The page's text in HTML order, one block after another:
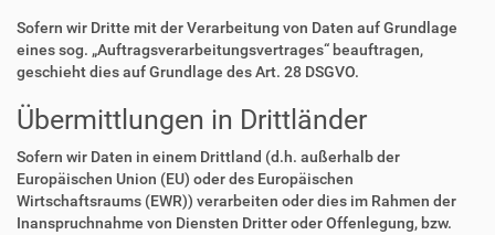
Sofern wir Dritte mit der Verarbeitung von Daten auf Grundlage
eines sog. „Auftragsverarbeitungsvertrages“ beauftragen,
geschieht dies auf Grundlage des Art. 28 DSGVO.
Übermittlungen in Drittländer
Sofern wir Daten in einem Drittland (d.h. außerhalb der
Europäischen Union (EU) oder des Europäischen
Wirtschaftsraums (EWR)) verarbeiten oder dies im Rahmen der
Inanspruchnahme von Diensten Dritter oder Offenlegung, bzw.